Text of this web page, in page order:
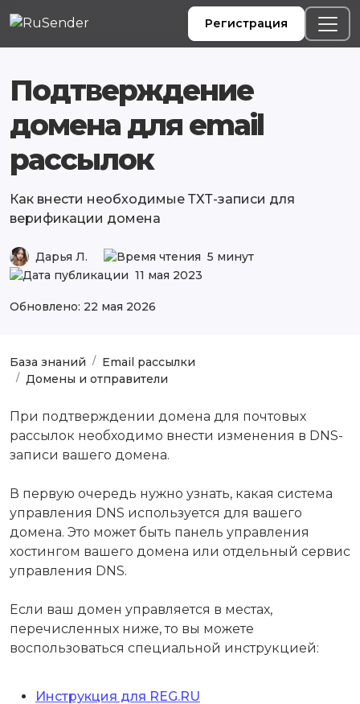
Регистрация
Подтверждение
домена для email
рассылок
Как внести необходимые ТХТ-записи для
верификации домена
Дарья Л.
5 минут
11 мая 2023
Обновлено: 22 мая 2026
База знаний
Email рассылки
Домены и отправители
При подтверждении домена для почтовых
рассылок необходимо внести изменения в DNS-
записи вашего домена.
В первую очередь нужно узнать, какая система
управления DNS используется для вашего
домена. Это может быть панель управления
хостингом вашего домена или отдельный сервис
управления DNS.
Если ваш домен управляется в местах,
перечисленных ниже, то вы можете
воспользоваться специальной инструкцией:
Инструкция для REG.RU